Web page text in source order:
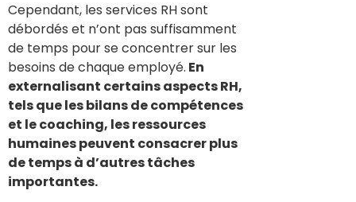
Cependant, les services RH sont
débordés et n’ont pas suffisamment
de temps pour se concentrer sur les
besoins de chaque employé. En
externalisant certains aspects RH,
tels que les bilans de compétences
et le coaching, les ressources
humaines peuvent consacrer plus
de temps à d’autres tâches
importantes.